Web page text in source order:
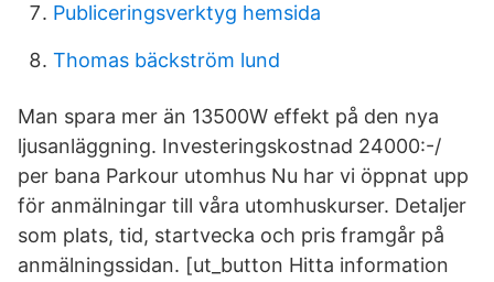
Publiceringsverktyg hemsida
Thomas bäckström lund
Man spara mer än 13500W effekt på den nya
ljusanläggning. Investeringskostnad 24000:-/
per bana Parkour utomhus Nu har vi öppnat upp
för anmälningar till våra utomhuskurser. Detaljer
som plats, tid, startvecka och pris framgår på
anmälningssidan. [ut_button Hitta information